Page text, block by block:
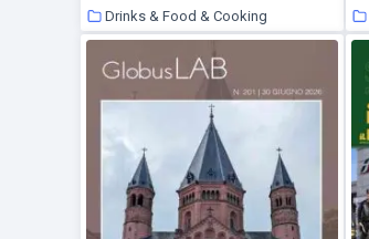
Drinks & Food & Cooking
9 July 2026